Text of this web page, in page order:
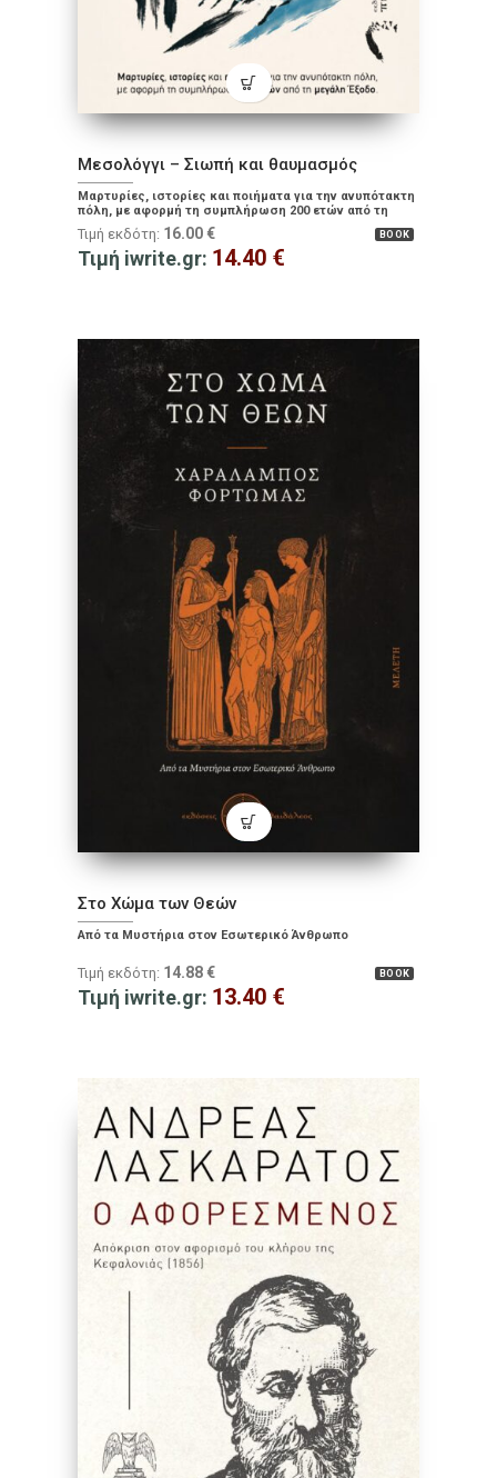
Μεσολόγγι – Σιωπή και θαυμασμός
Μαρτυρίες, ιστορίες και ποιήματα για την ανυπότακτη
πόλη, με αφορμή τη συμπλήρωση 200 ετών από τη
μεγάλη Έξοδο.
BOOK
Τιμή εκδότη: 16.00 €
Τιμή iwrite.gr: 14.40 €
Στο Χώμα των Θεών
Από τα Μυστήρια στον Εσωτερικό Άνθρωπο
BOOK
Τιμή εκδότη: 14.88 €
Τιμή iwrite.gr: 13.40 €